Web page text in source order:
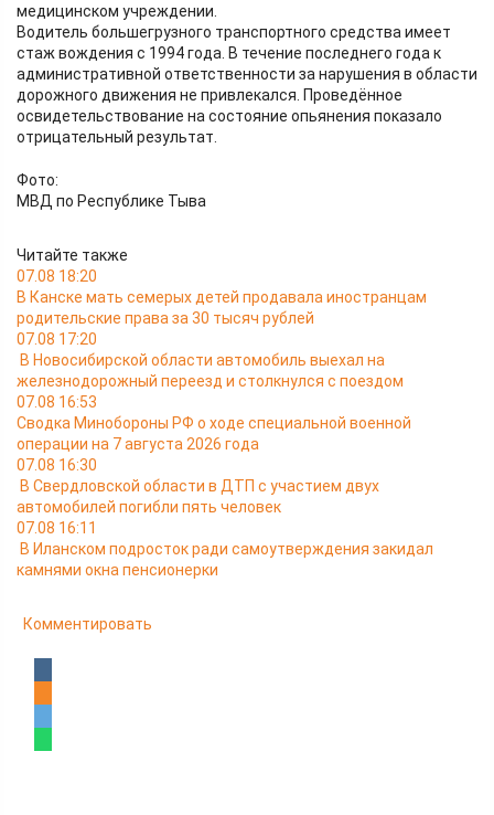
медицинском учреждении.
Водитель большегрузного транспортного средства имеет
стаж вождения с 1994 года. В течение последнего года к
административной ответственности за нарушения в области
дорожного движения не привлекался. Проведённое
освидетельствование на состояние опьянения показало
отрицательный результат.
Фото:
МВД по Республике Тыва
Читайте также
07.08 18:20
В Канске мать семерых детей продавала иностранцам
родительские права за 30 тысяч рублей
07.08 17:20
В Новосибирской области автомобиль выехал на
железнодорожный переезд и столкнулся с поездом
07.08 16:53
Сводка Минобороны РФ о ходе специальной военной
операции на 7 августа 2026 года
07.08 16:30
В Свердловской области в ДТП с участием двух
автомобилей погибли пять человек
07.08 16:11
В Иланском подросток ради самоутверждения закидал
камнями окна пенсионерки
Комментировать